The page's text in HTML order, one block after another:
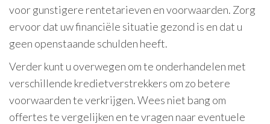
voor gunstigere rentetarieven en voorwaarden. Zorg
ervoor dat uw financiële situatie gezond is en dat u
geen openstaande schulden heeft.
Verder kunt u overwegen om te onderhandelen met
verschillende kredietverstrekkers om zo betere
voorwaarden te verkrijgen. Wees niet bang om
offertes te vergelijken en te vragen naar eventuele